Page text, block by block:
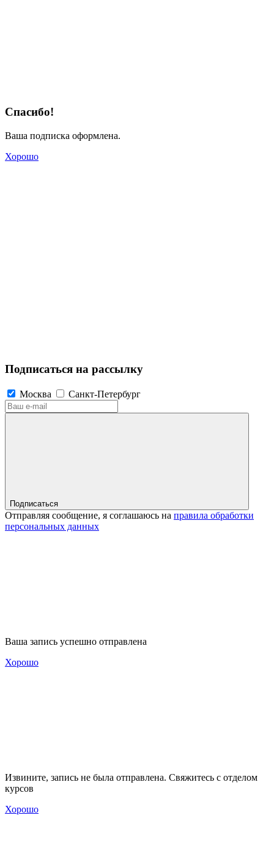
Спасибо!
Ваша подписка оформлена.
Хорошо
Подписаться на рассылку
Москва Санкт-Петербург
Подписаться
Отправляя сообщение, я соглашаюсь на правила обработки
персональных данных
Ваша запись успешно отправлена
Хорошо
Извините, запись не была отправлена. Свяжитесь с отделом
курсов
Хорошо